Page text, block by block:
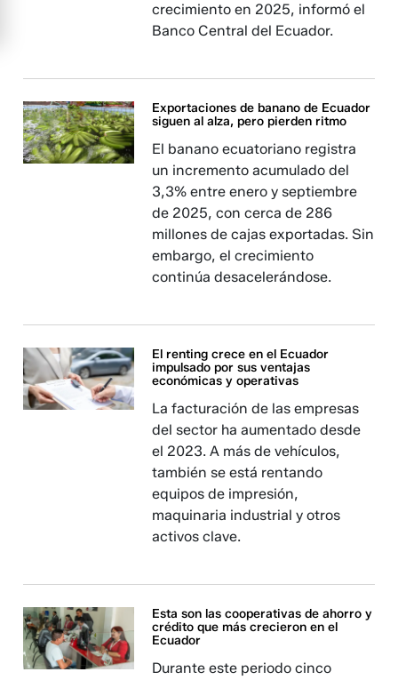
crecimiento en 2025, informó el
Banco Central del Ecuador.
Exportaciones de banano de Ecuador
siguen al alza, pero pierden ritmo
El banano ecuatoriano registra
un incremento acumulado del
3,3% entre enero y septiembre
de 2025, con cerca de 286
millones de cajas exportadas. Sin
embargo, el crecimiento
continúa desacelerándose.
El renting crece en el Ecuador
impulsado por sus ventajas
económicas y operativas
La facturación de las empresas
del sector ha aumentado desde
el 2023. A más de vehículos,
también se está rentando
equipos de impresión,
maquinaria industrial y otros
activos clave.
Esta son las cooperativas de ahorro y
crédito que más crecieron en el
Ecuador
Durante este periodo cinco